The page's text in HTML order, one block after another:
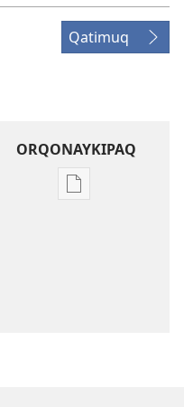
Qatimuq
ORQONAYKIPAQ
Kaypi